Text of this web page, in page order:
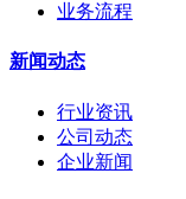
业务流程
新闻动态
行业资讯
公司动态
企业新闻